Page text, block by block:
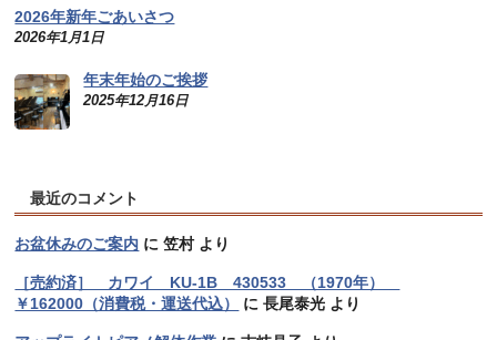
2026年新年ごあいさつ
2026年1月1日
年末年始のご挨拶
2025年12月16日
最近のコメント
お盆休みのご案内 に笠村より
［売約済］ カワイ KU-1B 430533 （1970年）
￥162000（消費税・運送代込）
に長尾泰光 より